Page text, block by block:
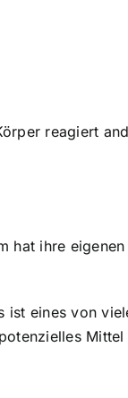
reagiert
hat ihre
eines von